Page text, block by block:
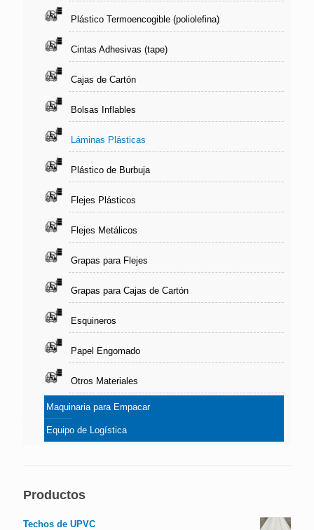
Plástico Termoencogible (poliolefina)
Cintas Adhesivas (tape)
Cajas de Cartón
Bolsas Inflables
Láminas Plásticas
Plástico de Burbuja
Flejes Plásticos
Flejes Metálicos
Grapas para Flejes
Grapas para Cajas de Cartón
Esquineros
Papel Engomado
Otros Materiales
Maquinaria para Empacar
Equipo de Logística
Productos
Techos de UPVC